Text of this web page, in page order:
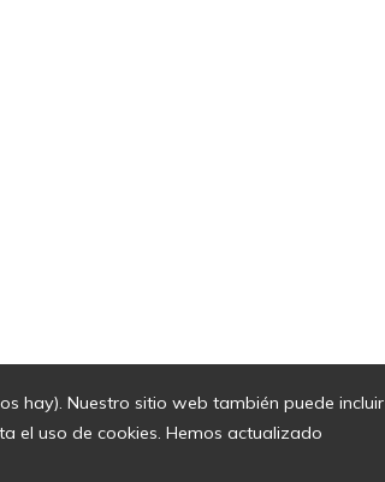
hay). Nuestro sitio web también puede incluir
el uso de cookies. Hemos actualizado